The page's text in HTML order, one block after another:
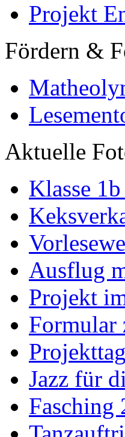
Projekt
Fördern &
Aktuelle
Klasse
Ausflug
Projekt
Formular
Jazz für
Fasching